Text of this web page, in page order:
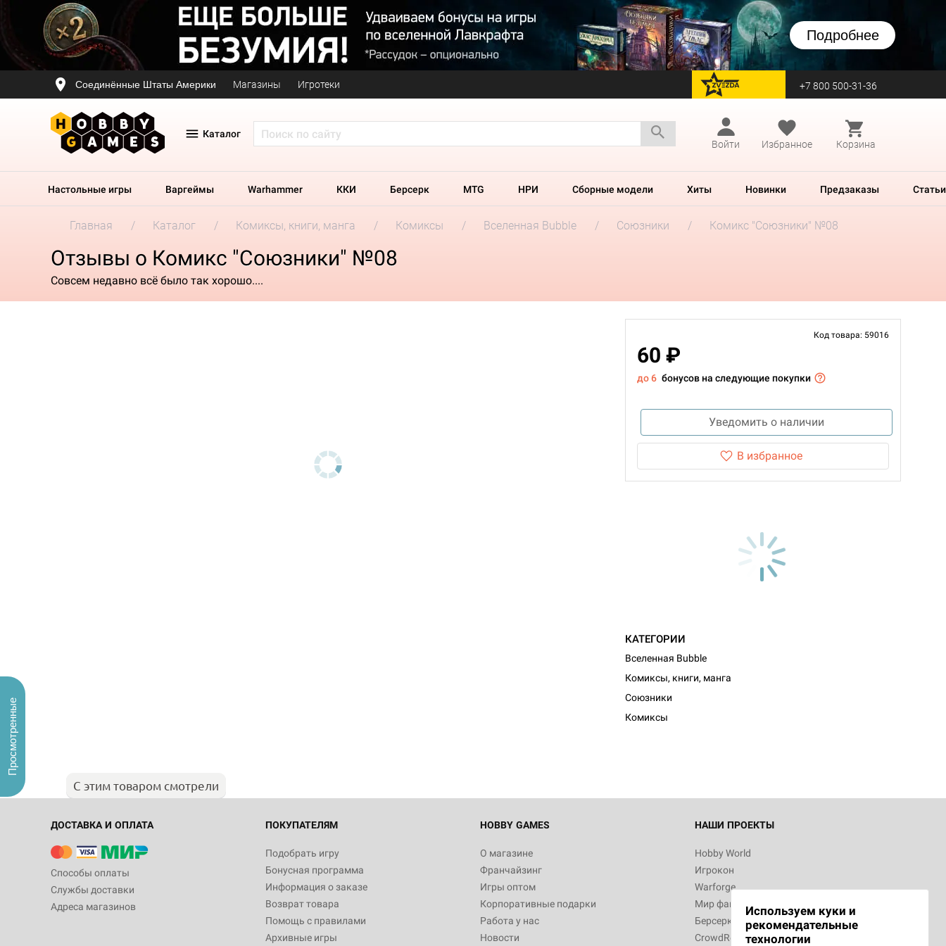
Подробнее
Соединённые Штаты Америки Магазины Игротеки перейти на Zvezda +7 800 500-31-36
Каталог
Войти
Избранное Корзина
Настольные игры Варгеймы Warhammer ККИ Берсерк MTG НРИ Сборные модели Хиты Новинки Предзаказы Статьи
Главная Каталог Комиксы, книги, манга Комиксы Вселенная Bubble Союзники Комикс "Союзники" №08
Отзывы о Комикс "Союзники" №08
Совсем недавно всё было так хорошо....
Код товара: 59016
60 ₽
до 6 бонусов на следующие покупки
Уведомить о наличии
В избранное
КАТЕГОРИИ
Вселенная Bubble
Комиксы, книги, манга
Союзники
Комиксы
С этим товаром смотрели
ДОСТАВКА И ОПЛАТА
Способы оплаты
Службы доставки
Адреса магазинов
ПОКУПАТЕЛЯМ
Подобрать игру
Бонусная программа
Информация о заказе
Возврат товара
Помощь с правилами
Архивные игры
HOBBY GAMES
О магазине
Франчайзинг
Игры оптом
Корпоративные подарки
Работа у нас
Новости
НАШИ ПРОЕКТЫ
Hobby World
Игрокон
Warforge
Мир фантастики
Берсерк
CrowdRepublic
Используем куки и
рекомендательные
технологии
Просмотренные
Настольная игра Hobby World Монстры
Белая смерть
12 990
Настольная игра Hobby World Ужас
3 490